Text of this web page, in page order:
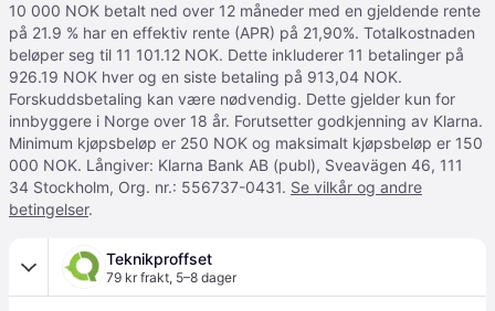
10 000 NOK betalt ned over 12 måneder med en gjeldende rente
på 21.9 % har en effektiv rente (APR) på 21,90%. Totalkostnaden
beløper seg til 11 101.12 NOK. Dette inkluderer 11 betalinger på
926.19 NOK hver og en siste betaling på 913,04 NOK.
Forskuddsbetaling kan være nødvendig. Dette gjelder kun for
innbyggere i Norge over 18 år. Forutsetter godkjenning av Klarna.
Minimum kjøpsbeløp er 250 NOK og maksimalt kjøpsbeløp er 150
000 NOK. Långiver: Klarna Bank AB (publ), Sveavägen 46, 111
34 Stockholm, Org. nr.: 556737-0431. Se vilkår og andre
betingelser.
Teknikproffset
79 kr frakt, 5–8 dager